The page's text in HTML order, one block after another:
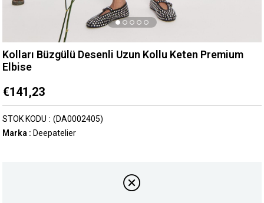
Kolları Büzgülü Desenli Uzun Kollu Keten Premium
Elbise
€141,23
(DA0002405)
STOK KODU
Marka : Deepatelier